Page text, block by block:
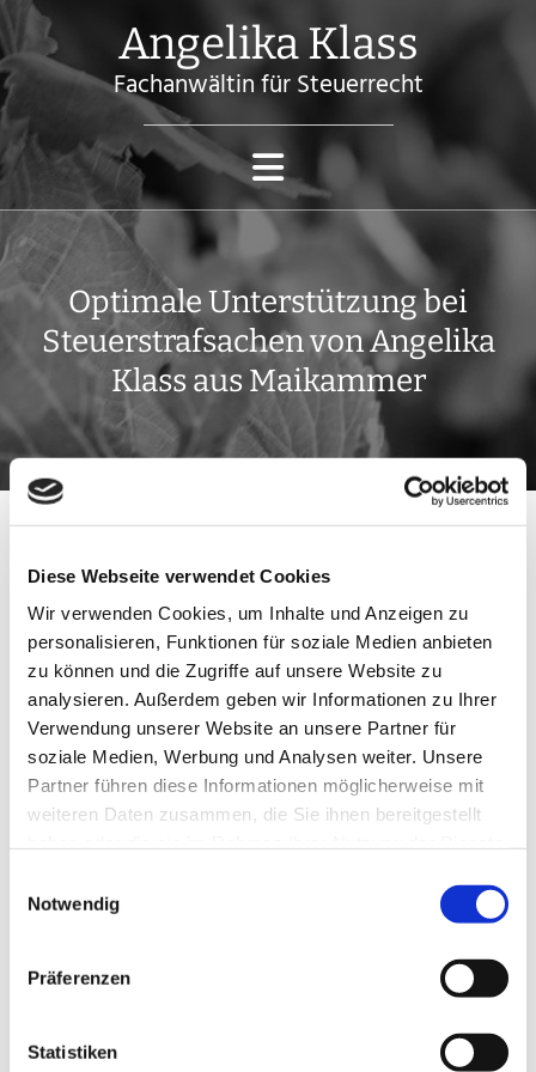
Diese Webseite verwendet Cookies
Wir verwenden Cookies, um Inhalte und Anzeigen zu
personalisieren, Funktionen für soziale Medien anbieten
zu können und die Zugriffe auf unsere Website zu
analysieren. Außerdem geben wir Informationen zu Ihrer
Verwendung unserer Website an unsere Partner für
soziale Medien, Werbung und Analysen weiter. Unsere
Partner führen diese Informationen möglicherweise mit
weiteren Daten zusammen, die Sie ihnen bereitgestellt
Notwendig
Präferenzen
Statistiken
Angelika Klass
Fachanwältin für Steuerrecht
Optimale Unterstützung bei
Steuerstrafsachen von Angelika
Klass aus Maikammer
Selbstverständlich vertreten wir unsere Mandanten
auch im Bereich der Steuerstrafsachen. Von der
umfassenden Beratung bis zur anwaltlichen
Vertretungen vor der dem Finanzgericht und
gegenüber der Finanzbehörden übernehmen wir für
Sie alle Aufgaben. Begeben Sie sich vertrauensvoll in
unsere Hände und lassen Sie unsere Kanzlei für sich
anwaltliche Vertretung bei komplexen
Betriebsprüfungen. Zudem bieten wir eine umfassende
Steuererhebungsverfahren, wo wir uns um die
kümmern.